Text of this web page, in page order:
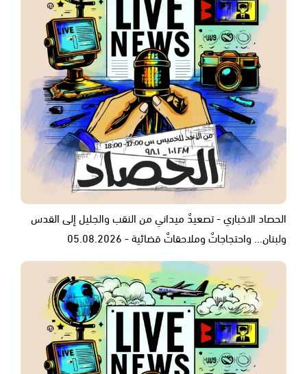
الحصاد الاخباري - تصعيدٌ ميداني من النقب والجليل إلى القدس
ولبنان... واحتجاجاتٌ وملاحقاتٌ قضائية - 05.08.2026